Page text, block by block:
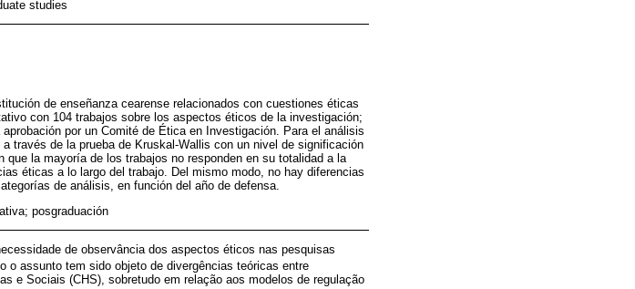
studies
de enseñanza cearense relacionados con cuestiones éticas
con 104 trabajos sobre los aspectos éticos de la investigación;
por un Comité de Ética en Investigación. Para el análisis
través de la prueba de Kruskal-Wallis con un nivel de significación
la mayoría de los trabajos no responden en su totalidad a la
éticas a lo largo del trabajo. Del mismo modo, no hay diferencias
de análisis, en función del año de defensa.
posgraduación
de observância dos aspectos éticos nas pesquisas
o assunto tem sido objeto de divergências teóricas entre
e Sociais (CHS), sobretudo em relação aos modelos de regulação